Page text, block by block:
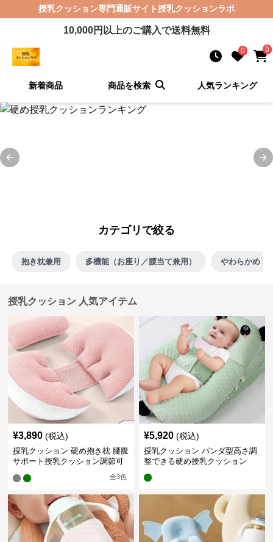
授乳クッション専門通販サイト授乳クッションラボ
10,000円以上のご購入で送料無料
0 0
新着商品 商品を検索 人気ランキング
Previous slide
カテゴリで絞る
抱き枕兼用 多機能（お座り／腰当て兼用） やわらかめ
授乳クッション 人気アイテム
¥3,890 (税込)
授乳クッション 硬め抱き枕 腰腹
サポート授乳クッション調節可
全3色
¥5,920 (税込)
授乳クッション パンダ型高さ調
整できる硬め授乳クッション